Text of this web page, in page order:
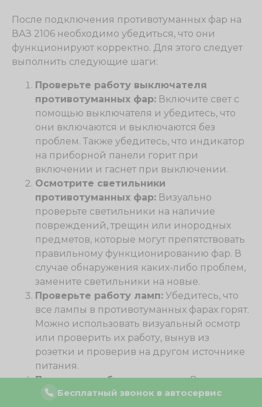
После подключения противотуманных фар на
ВАЗ 2106 необходимо убедиться, что они
функционируют корректно. Для этого следует
выполнить следующие шаги:
Проверьте работу выключателя
противотуманных фар: Включите свет с
помощью выключателя и убедитесь, что
они включаются и выключаются без
проблем. Также убедитесь, что индикатор
на приборной панели горит при
включении и гаснет при выключении.
Осмотрите светильники
противотуманных фар: Визуально
проверьте светильники на наличие
повреждений, трещин или инородных
предметов, которые могут препятствовать
правильному функционированию фар. В
случае обнаружения каких-либо проблем,
замените светильники на новые.
Проверьте работу ламп: Убедитесь, что
все лампы в противотуманных фарах горят.
Можно использовать визуальный осмотр
или проверить их работу, вынув из
розетки и проверив на другом источнике
питания.
Проверьте работу проводки:Визуально
осмотрите проводку, идущую к
Бесплатный звонок в автосервис